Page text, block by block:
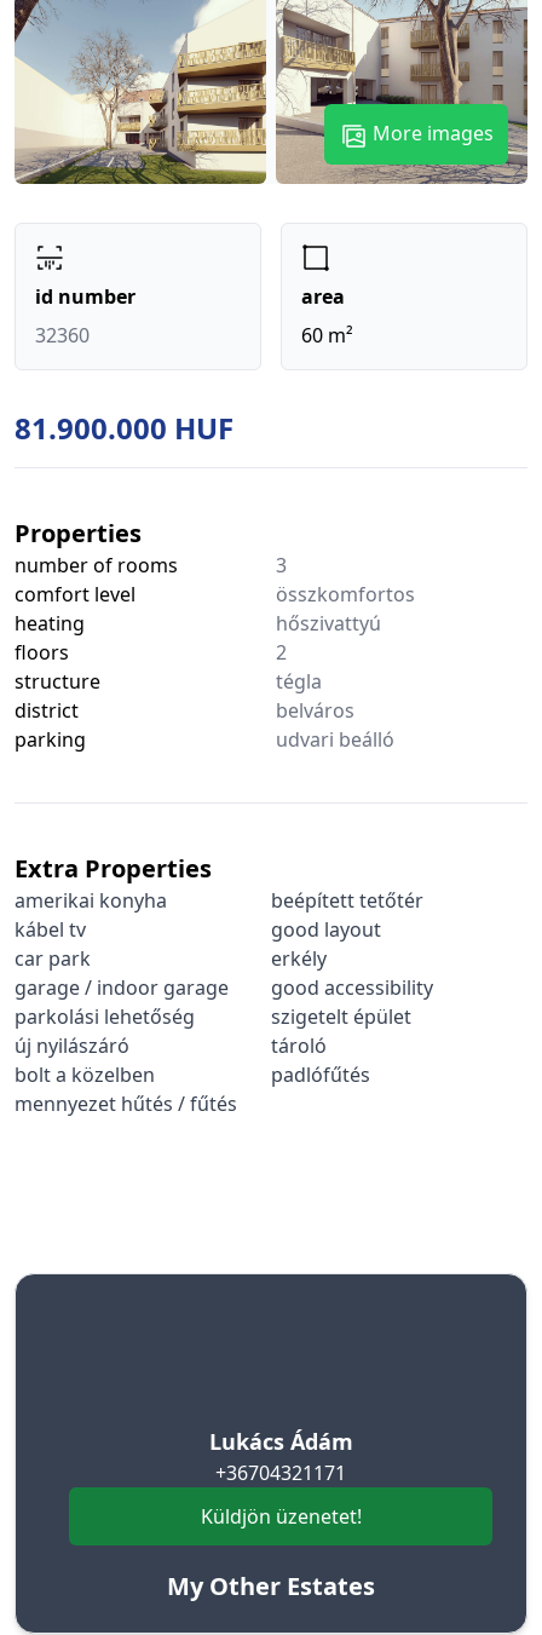
More images
id number
32360
area
60 m²
81.900.000 HUF
Properties
number of rooms
3
comfort level
összkomfortos
heating
hőszivattyú
floors
2
structure
tégla
district
belváros
parking
udvari beálló
Extra Properties
amerikai konyha
beépített tetőtér
kábel tv
good layout
car park
erkély
garage / indoor garage
good accessibility
parkolási lehetőség
szigetelt épület
új nyilászáró
tároló
bolt a közelben
padlófűtés
mennyezet hűtés / fűtés
Lukács Ádám
+36704321171
Küldjön üzenetet!
My Other Estates